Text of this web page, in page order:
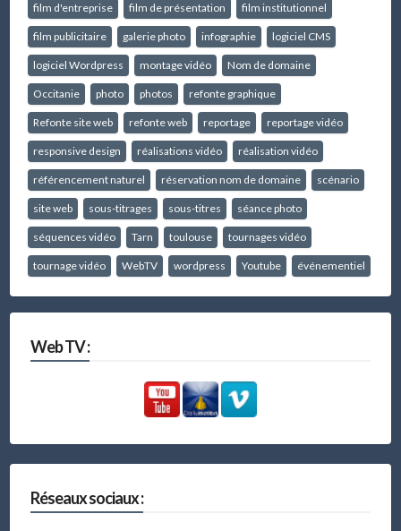
film d'entreprise film de présentation film institutionnel
film publicitaire galerie photo infographie logiciel CMS
logiciel Wordpress montage vidéo Nom de domaine
Occitanie photo photos refonte graphique
Refonte site web refonte web reportage reportage vidéo
responsive design réalisations vidéo réalisation vidéo
référencement naturel réservation nom de domaine scénario
site web sous-titrages sous-titres séance photo
séquences vidéo Tarn toulouse tournages vidéo
tournage vidéo WebTV wordpress Youtube événementiel
Web TV :
Réseaux sociaux :